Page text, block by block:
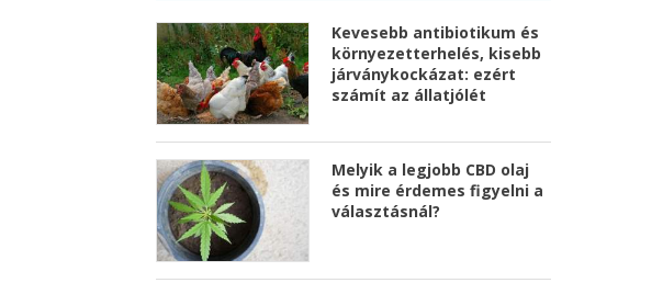
Kevesebb antibiotikum és
környezetterhelés, kisebb
járványkockázat: ezért
számít az állatjólét
Melyik a legjobb CBD olaj
és mire érdemes figyelni a
választásnál?